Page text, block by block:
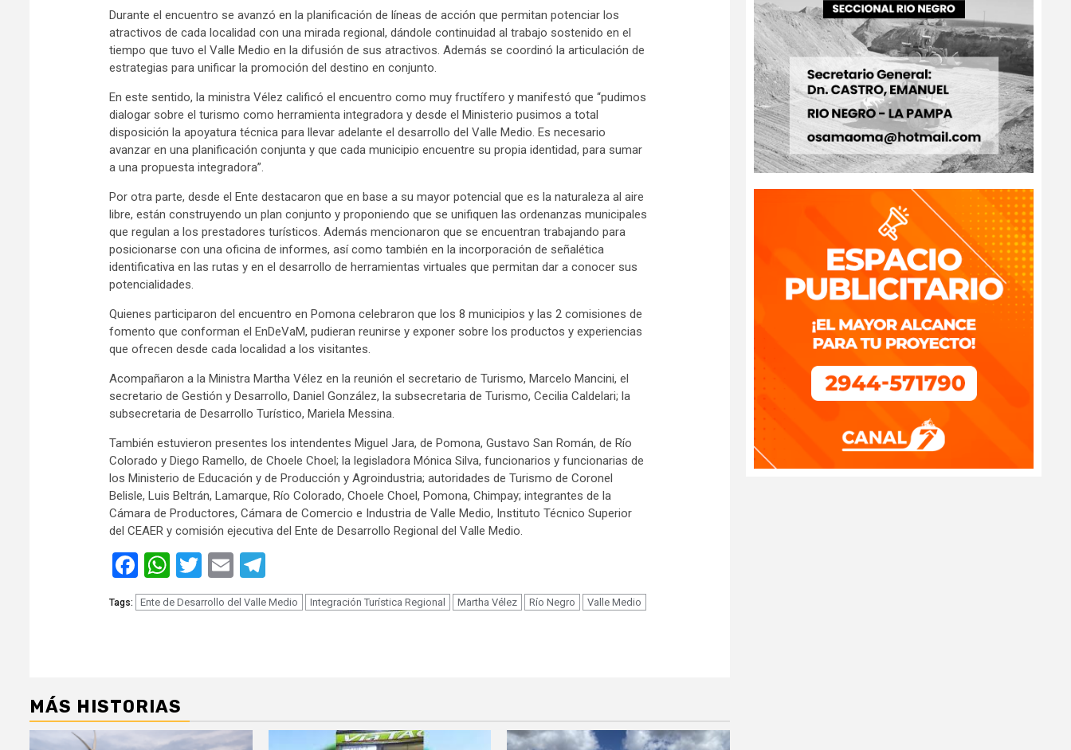
Durante el encuentro se avanzó en la planificación de líneas de acción que permitan potenciar los
atractivos de cada localidad con una mirada regional, dándole continuidad al trabajo sostenido en el
tiempo que tuvo el Valle Medio en la difusión de sus atractivos. Además se coordinó la articulación de
estrategias para unificar la promoción del destino en conjunto.
En este sentido, la ministra Vélez calificó el encuentro como muy fructífero y manifestó que “pudimos
dialogar sobre el turismo como herramienta integradora y desde el Ministerio pusimos a total
disposición la apoyatura técnica para llevar adelante el desarrollo del Valle Medio. Es necesario
avanzar en una planificación conjunta y que cada municipio encuentre su propia identidad, para sumar
a una propuesta integradora”.
Por otra parte, desde el Ente destacaron que en base a su mayor potencial que es la naturaleza al aire
libre, están construyendo un plan conjunto y proponiendo que se unifiquen las ordenanzas municipales
que regulan a los prestadores turísticos. Además mencionaron que se encuentran trabajando para
posicionarse con una oficina de informes, así como también en la incorporación de señalética
identificativa en las rutas y en el desarrollo de herramientas virtuales que permitan dar a conocer sus
potencialidades.
Quienes participaron del encuentro en Pomona celebraron que los 8 municipios y las 2 comisiones de
fomento que conforman el EnDeVaM, pudieran reunirse y exponer sobre los productos y experiencias
que ofrecen desde cada localidad a los visitantes.
Acompañaron a la Ministra Martha Vélez en la reunión el secretario de Turismo, Marcelo Mancini, el
secretario de Gestión y Desarrollo, Daniel González, la subsecretaria de Turismo, Cecilia Caldelari; la
subsecretaria de Desarrollo Turístico, Mariela Messina.
También estuvieron presentes los intendentes Miguel Jara, de Pomona, Gustavo San Román, de Río
Colorado y Diego Ramello, de Choele Choel; la legisladora Mónica Silva, funcionarios y funcionarias de
los Ministerio de Educación y de Producción y Agroindustria; autoridades de Turismo de Coronel
Belisle, Luis Beltrán, Lamarque, Río Colorado, Choele Choel, Pomona, Chimpay; integrantes de la
Cámara de Productores, Cámara de Comercio e Industria de Valle Medio, Instituto Técnico Superior
del CEAER y comisión ejecutiva del Ente de Desarrollo Regional del Valle Medio.
Facebook
WhatsApp
Twitter
Email
Tags: Ente de Desarrollo del Valle Medio Integración Turística Regional Martha Vélez Río Negro Valle Medio
MÁS HISTORIAS